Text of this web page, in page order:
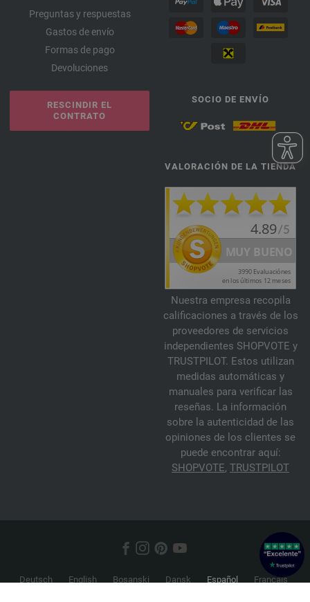
Preguntas y respuestas
Gastos de envío
Formas de pago
Devoluciones
RESCINDIR EL
CONTRATO
SOCIO DE ENVÍO
VALORACIÓN DE LA TIENDA
Nuestra empresa recopila
calificaciones a través de los
proveedores de servicios
independientes SHOPVOTE y
TRUSTPILOT. Estos utilizan
medidas automáticas y
manuales para verificar las
reseñas. La información
sobre la autenticidad de las
opiniones de los clientes se
puede encontrar aquí:
SHOPVOTE, TRUSTPILOT
Deutsch English Bosanski Dansk Español
Français